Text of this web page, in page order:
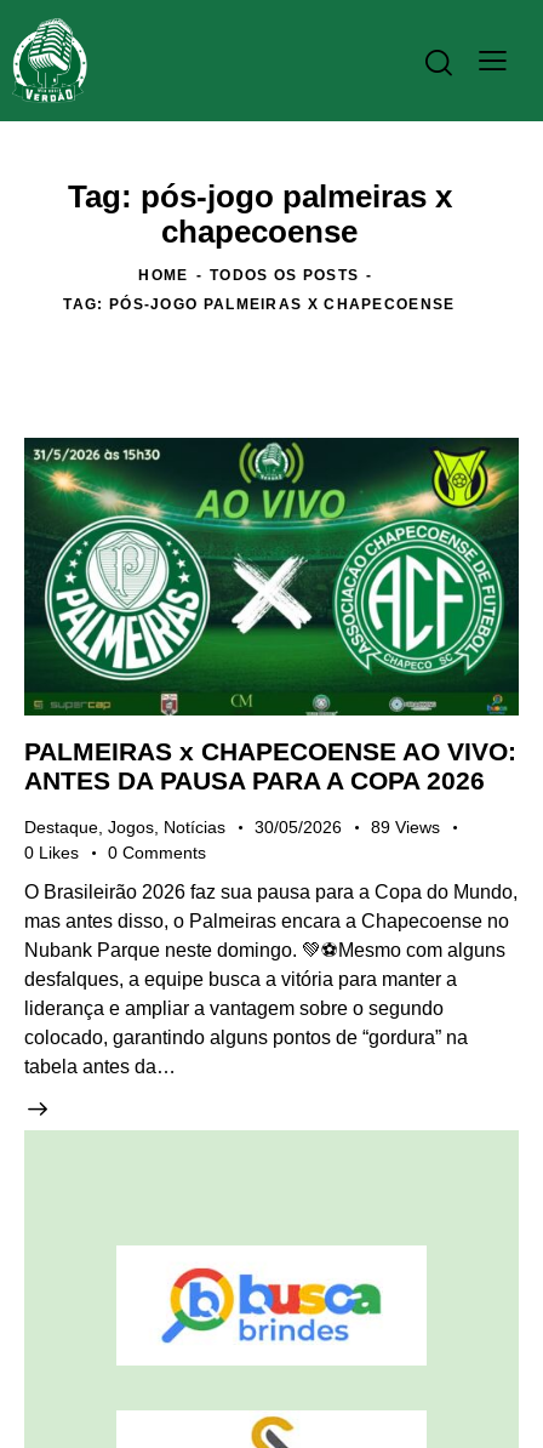
Tag: pós-jogo palmeiras x
chapecoense
HOME
TODOS OS POSTS
TAG: PÓS-JOGO PALMEIRAS X CHAPECOENSE
PALMEIRAS x CHAPECOENSE AO VIVO:
ANTES DA PAUSA PARA A COPA 2026
Destaque Jogos Notícias 30/05/2026 89 Views
0 Likes 0 Comments
O Brasileirão 2026 faz sua pausa para a Copa do Mundo,
mas antes disso, o Palmeiras encara a Chapecoense no
Nubank Parque neste domingo. 💚⚽Mesmo com alguns
desfalques, a equipe busca a vitória para manter a
liderança e ampliar a vantagem sobre o segundo
colocado, garantindo alguns pontos de “gordura” na
tabela antes da…